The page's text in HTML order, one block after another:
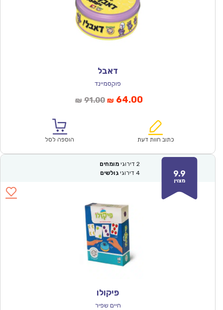
דאבל
פוקסמיינד
₪ 91.00המחיר
₪91.00.
₪ 64.00המחיר
הוא:
כתוב חוות דעת הוספה לסל
9.9
מצוין
2 דירוגי מומחים
4 דירוגי גולשים
פיקולו
חיים שפיר